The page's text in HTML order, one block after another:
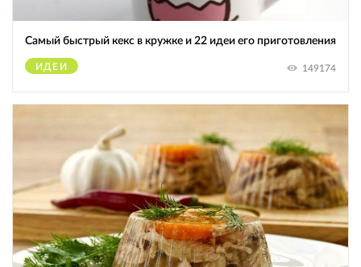
Самый быстрый кекс в кружке и 22 идеи его приготовления
ИДЕИ 149174